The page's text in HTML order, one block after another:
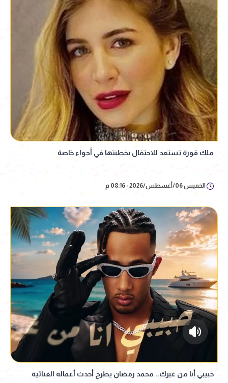
ملك قورة تستعد للاحتفال بخطبتها في أجواء خاصة
الخميس 06/أغسطس/2026 - 08:16 م
حبيبي أنا من غيرك.. محمد رمضان يطرح أحدث أعماله الغنائية